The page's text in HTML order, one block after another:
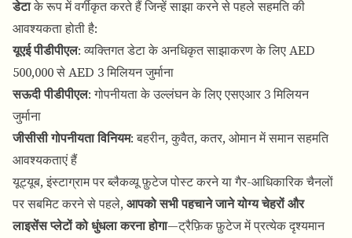
डेटाके रूप में वर्गीकृत करते हैं जिन्हें साझा करने से पहले सहमति की
आवश्यकता होती है:
यूएई पीडीपीएल: व्यक्तिगत डेटा के अनधिकृत साझाकरण के लिए AED
500,000 से AED 3 मिलियन जुर्माना
सऊदी पीडीपीएल: गोपनीयता के उल्लंघन के लिए एसएआर 3 मिलियन
जुर्माना
जीसीसी गोपनीयता विनियम: बहरीन, कुवैत, कतर, ओमान में समान सहमति
आवश्यकताएं हैं
यूट्यूब, इंस्टाग्राम पर ब्लैकव्यू फ़ुटेज पोस्ट करने या गैर-आधिकारिक चैनलों
पर सबमिट करने से पहले,आपको सभी पहचाने जाने योग्य चेहरों और
लाइसेंस प्लेटों को धुंधला करना होगा—ट्रैफ़िक फ़ुटेज में प्रत्येक दृश्यमान